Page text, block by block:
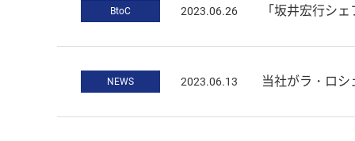
BtoC 2023.06.26 「坂井宏行シェフの達筆
NEWS 2023.06.13 当社がラ・ロ